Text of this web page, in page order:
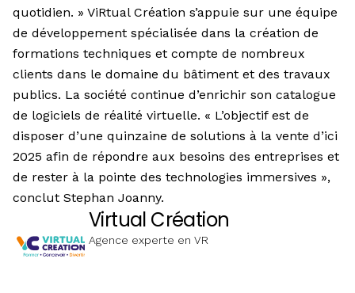
quotidien. » ViRtual Création s’appuie sur une équipe
de développement spécialisée dans la création de
formations techniques et compte de nombreux
clients dans le domaine du bâtiment et des travaux
publics. La société continue d’enrichir son catalogue
de logiciels de réalité virtuelle. « L’objectif est de
disposer d’une quinzaine de solutions à la vente d’ici
2025 afin de répondre aux besoins des entreprises et
de rester à la pointe des technologies immersives »,
conclut Stephan Joanny.
Virtual Création
Agence experte en VR